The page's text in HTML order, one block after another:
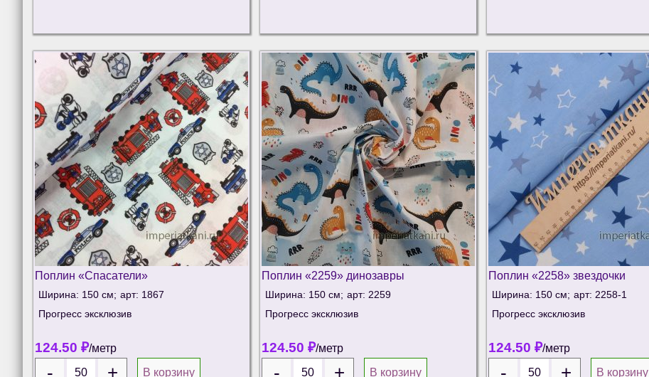
Поплин «Спасатели»
Ширина: 150 см; арт: 1867
Прогресс эксклюзив
124.50 ₽/метр
В корзину
Поплин «2259» динозавры
Ширина: 150 см; арт: 2259
Прогресс эксклюзив
124.50 ₽/метр
В корзину
Поплин «2258» звездочки
Ширина: 150 см; арт: 2258-1
Прогресс эксклюзив
124.50 ₽/метр
В корзину